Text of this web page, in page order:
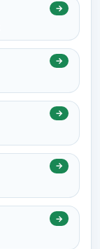
→
→
→
→
→